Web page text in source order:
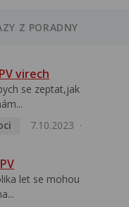
Z PORADNY
virech
se zeptat,jak
7.10.2023
let se mohou